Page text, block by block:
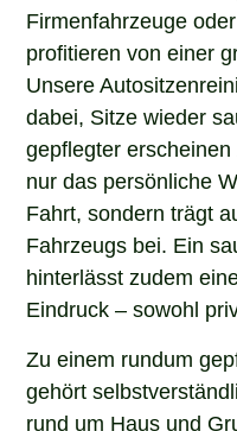
Firmenfahrzeuge
profitieren von einer
Unsere
dabei, Sitze wieder
gepflegter
nur das persönliche
Fahrt, sondern trägt
Fahrzeugs bei. Ein
hinterlässt zudem
Eindruck – sowohl
Zu einem rundum
gehört
rund um Haus und